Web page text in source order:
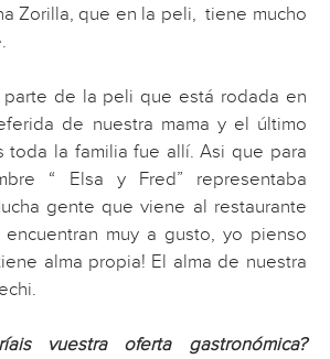
Zorilla, que en la peli, tiene mucho
parte de la peli que está rodada en
de nuestra mama y el último
toda la familia fue allí. Asi que para
“ Elsa y Fred” representaba
gente que viene al restaurante
muy a gusto, yo pienso
alma propia! El alma de nuestra
vuestra oferta gastronómica?